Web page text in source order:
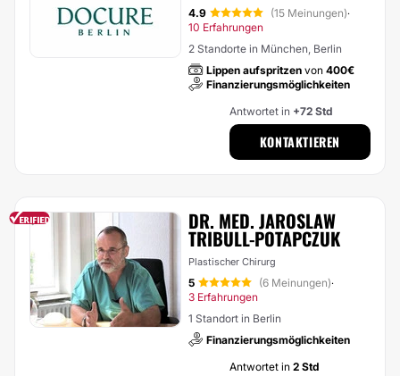
4.9 (15 Meinungen)·
10 Erfahrungen
2 Standorte in München, Berlin
Lippen aufspritzen von 400€
Finanzierungsmöglichkeiten
Antwortet in +72 Std
KONTAKTIEREN
DR. MED. JAROSLAW
TRIBULL-POTAPCZUK
Plastischer Chirurg
5 (6 Meinungen)·
3 Erfahrungen
1 Standort in Berlin
Finanzierungsmöglichkeiten
Antwortet in 2 Std